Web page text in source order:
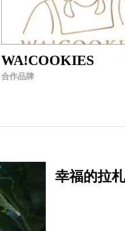
WA!COOKIES
合作品牌
幸福的拉